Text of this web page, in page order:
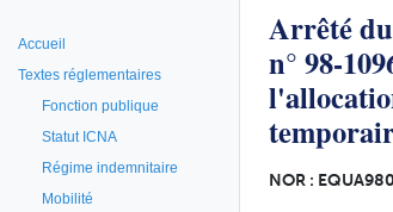
Accueil
Textes réglementaires
Fonction publique
Statut ICNA
Régime indemnitaire
Mobilité
Arrêté
n° 98-
NOR :